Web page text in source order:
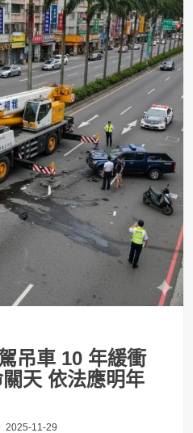
吊車 10 年緩衝
天 依法應明年
2025-11-29